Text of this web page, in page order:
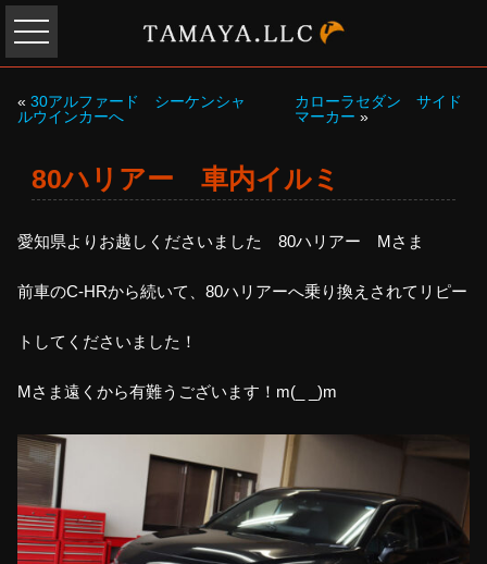
« 30アルファード シーケンシャ
ルウインカーへ
カローラセダン サイド
マーカー »
80ハリアー 車内イルミ
愛知県よりお越しくださいました 80ハリアー Mさま
前車のC-HRから続いて、80ハリアーへ乗り換えされてリピー
トしてくださいました！
Mさま遠くから有難うございます！m(_ _)m